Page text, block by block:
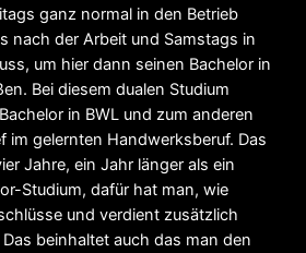
ganz normal in den Betrieb
nach der Arbeit und Samstags in
um hier dann seinen Bachelor in
Bei diesem dualen Studium
in BWL und zum anderen
im gelernten Handwerksberuf. Das
Jahre, ein Jahr länger als ein
Studium, dafür hat man, wie
und verdient zusätzlich
beinhaltet auch das man den